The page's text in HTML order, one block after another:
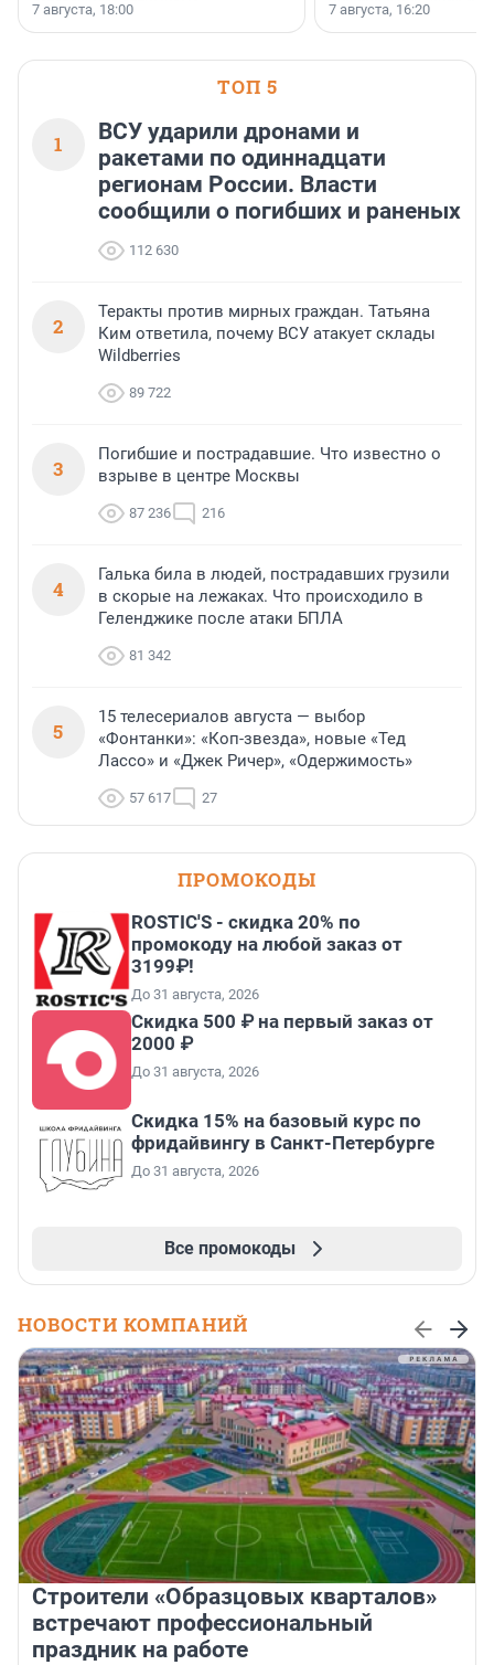
7 августа, 18:00
поменялась роль
7 августа, 16:20
ТОП 5
1
ВСУ ударили дронами и
ракетами по одиннадцати
регионам России. Власти
сообщили о погибших и раненых
112 630
2
Теракты против мирных граждан. Татьяна
Ким ответила, почему ВСУ атакует склады
Wildberries
89 722
3
Погибшие и пострадавшие. Что известно о
взрыве в центре Москвы
87 236 216
4
Галька била в людей, пострадавших грузили
в скорые на лежаках. Что происходило в
Геленджике после атаки БПЛА
81 342
5
15 телесериалов августа — выбор
«Фонтанки»: «Коп-звезда», новые «Тед
Лассо» и «Джек Ричер», «Одержимость»
57 617 27
ПРОМОКОДЫ
ROSTIC'S - скидка 20% по
промокоду на любой заказ от
3199₽!
До 31 августа, 2026
Скидка 500 ₽ на первый заказ от
2000 ₽
До 31 августа, 2026
Скидка 15% на базовый курс по
фридайвингу в Санкт-Петербурге
До 31 августа, 2026
Все промокоды
НОВОСТИ КОМПАНИЙ
Строители «Образцовых кварталов»
встречают профессиональный
праздник на работе